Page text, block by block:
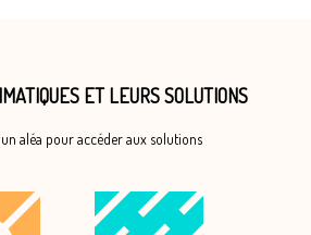
ET LEURS SOLUTIONS
aléa pour accéder aux solutions